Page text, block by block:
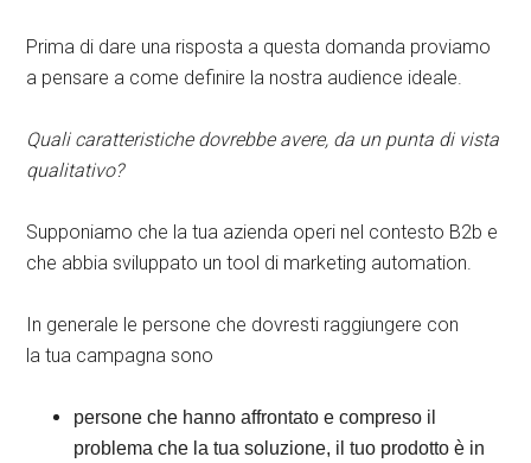
Prima di dare una risposta a questa domanda proviamo
a pensare a come definire la nostra audience ideale.
Quali caratteristiche dovrebbe avere, da un punta di vista
qualitativo?
Supponiamo che la tua azienda operi nel contesto B2b e
che abbia sviluppato un tool di marketing automation.
In generale le persone che dovresti raggiungere con
la tua campagna sono
persone che hanno affrontato e compreso il
problema che la tua soluzione, il tuo prodotto è in